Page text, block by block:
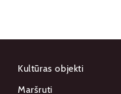
Kultūras objekti
Maršruti